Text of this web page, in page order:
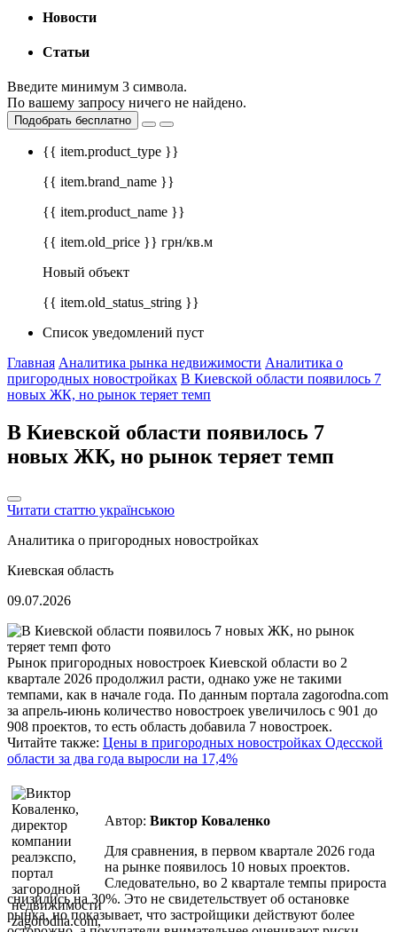
Новости
Статьи
Введите минимум 3 символа.
По вашему запросу ничего не найдено.
Подобрать бесплатно
{{ item.product_type }}
{{ item.brand_name }}
{{ item.product_name }}
{{ item.old_price }} грн/кв.м
Новый объект
{{ item.old_status_string }}
Список уведомлений пуст
Главная Аналитика рынка недвижимости Аналитика о
пригородных новостройках В Киевской области появилось 7
новых ЖК, но рынок теряет темп
В Киевской области появилось 7
новых ЖК, но рынок теряет темп
Читати статтю українською
Аналитика о пригородных новостройках
Киевская область
09.07.2026
Рынок пригородных новостроек Киевской области во 2
квартале 2026 продолжил расти, однако уже не такими
темпами, как в начале года. По данным портала zagorodna.com
за апрель-июнь количество новостроек увеличилось с 901 до
908 проектов, то есть область добавила 7 новостроек.
Читайте также: Цены в пригородных новостройках Одесской
области за два года выросли на 17,4%
Автор: Виктор Коваленко
Для сравнения, в первом квартале 2026 года
на рынке появилось 10 новых проектов.
Следовательно, во 2 квартале темпы прироста
снизились на 30%. Это не свидетельствует об остановке
рынка, но показывает, что застройщики действуют более